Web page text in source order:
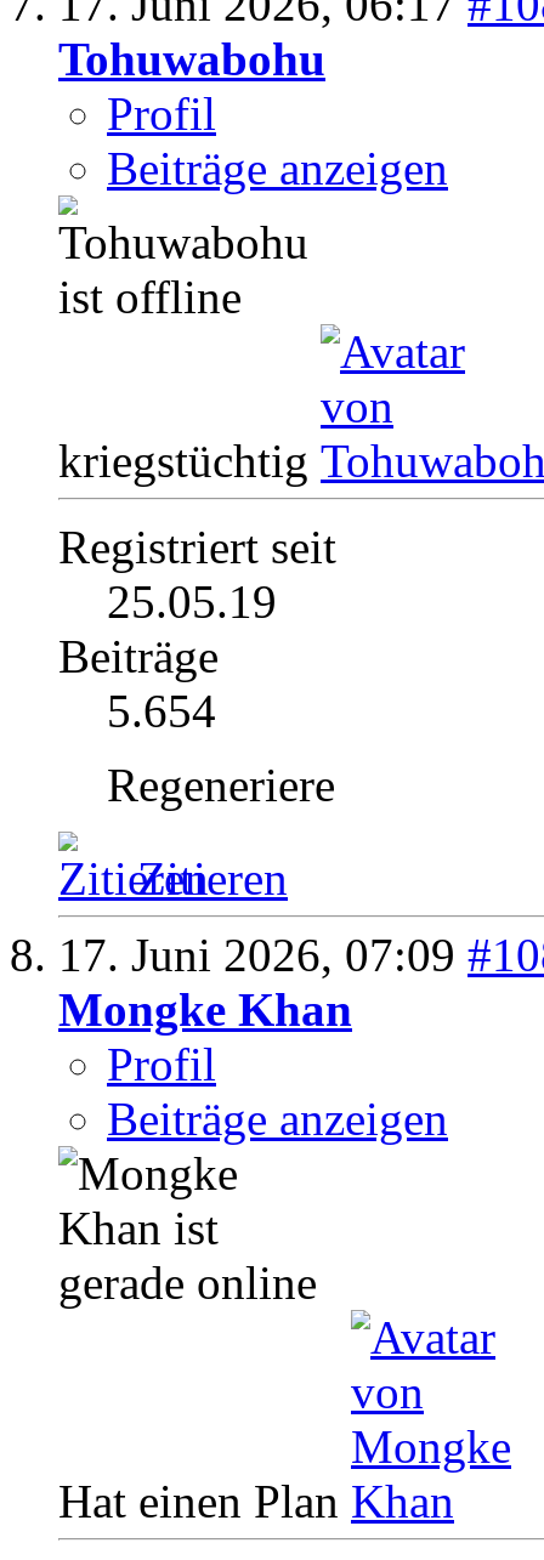
Tohuwabohu
Profil
Beiträge anzeigen
kriegstüchtig
Registriert seit
25.05.19
Beiträge
5.654
Regeneriere
Zitieren
17. Juni 2026, 07:09
Mongke Khan
Profil
Beiträge anzeigen
Hat einen Plan